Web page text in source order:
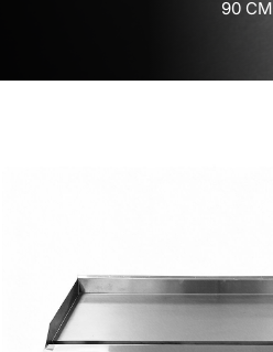
90 CM